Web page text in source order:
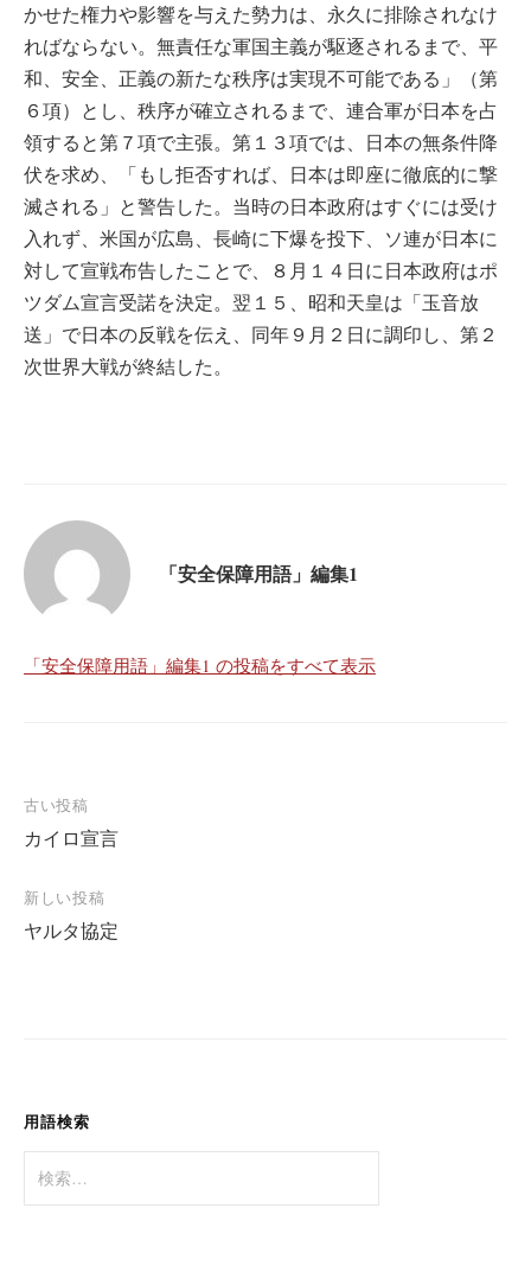
かせた権力や影響を与えた勢力は、永久に排除されなけ
ればならない。無責任な軍国主義が駆逐されるまで、平
和、安全、正義の新たな秩序は実現不可能である」（第
６項）とし、秩序が確立されるまで、連合軍が日本を占
領すると第７項で主張。第１３項では、日本の無条件降
伏を求め、「もし拒否すれば、日本は即座に徹底的に撃
滅される」と警告した。当時の日本政府はすぐには受け
入れず、米国が広島、長崎に下爆を投下、ソ連が日本に
対して宣戦布告したことで、８月１４日に日本政府はポ
ツダム宣言受諾を決定。翌１５、昭和天皇は「玉音放
送」で日本の反戦を伝え、同年９月２日に調印し、第２
次世界大戦が終結した。
「安全保障用語」編集1
「安全保障用語」編集1 の投稿をすべて表示
投
稿
ナ
ビ
ゲ
古い投稿
カイロ宣言
新しい投稿
ヤルタ協定
用語検索
索: